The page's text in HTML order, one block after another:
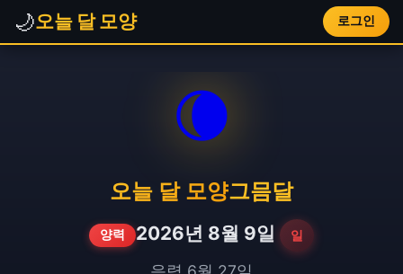
🌙오늘 달 모양 로그인
🌘
오늘 달 모양그믐달
양력 2026년 8월 9일 일